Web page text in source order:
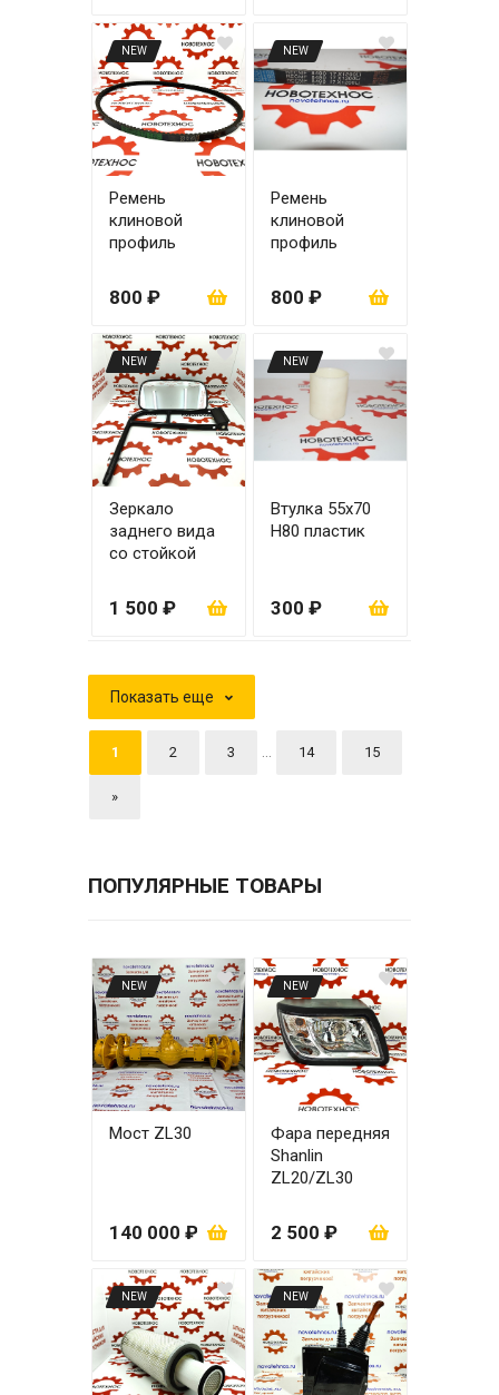
NEW
Ремень
клиновой
профиль
800 ₽
NEW
Ремень
клиновой
профиль
800 ₽
NEW
Зеркало
заднего вида
со стойкой
1 500 ₽
NEW
Втулка 55х70
H80 пластик
300 ₽
Показать еще
1 2 3 14 15
»
ПОПУЛЯРНЫЕ ТОВАРЫ
NEW
Мост ZL30
140 000 ₽
NEW
Фара передняя
Shanlin
ZL20/ZL30
2 500 ₽
NEW NEW